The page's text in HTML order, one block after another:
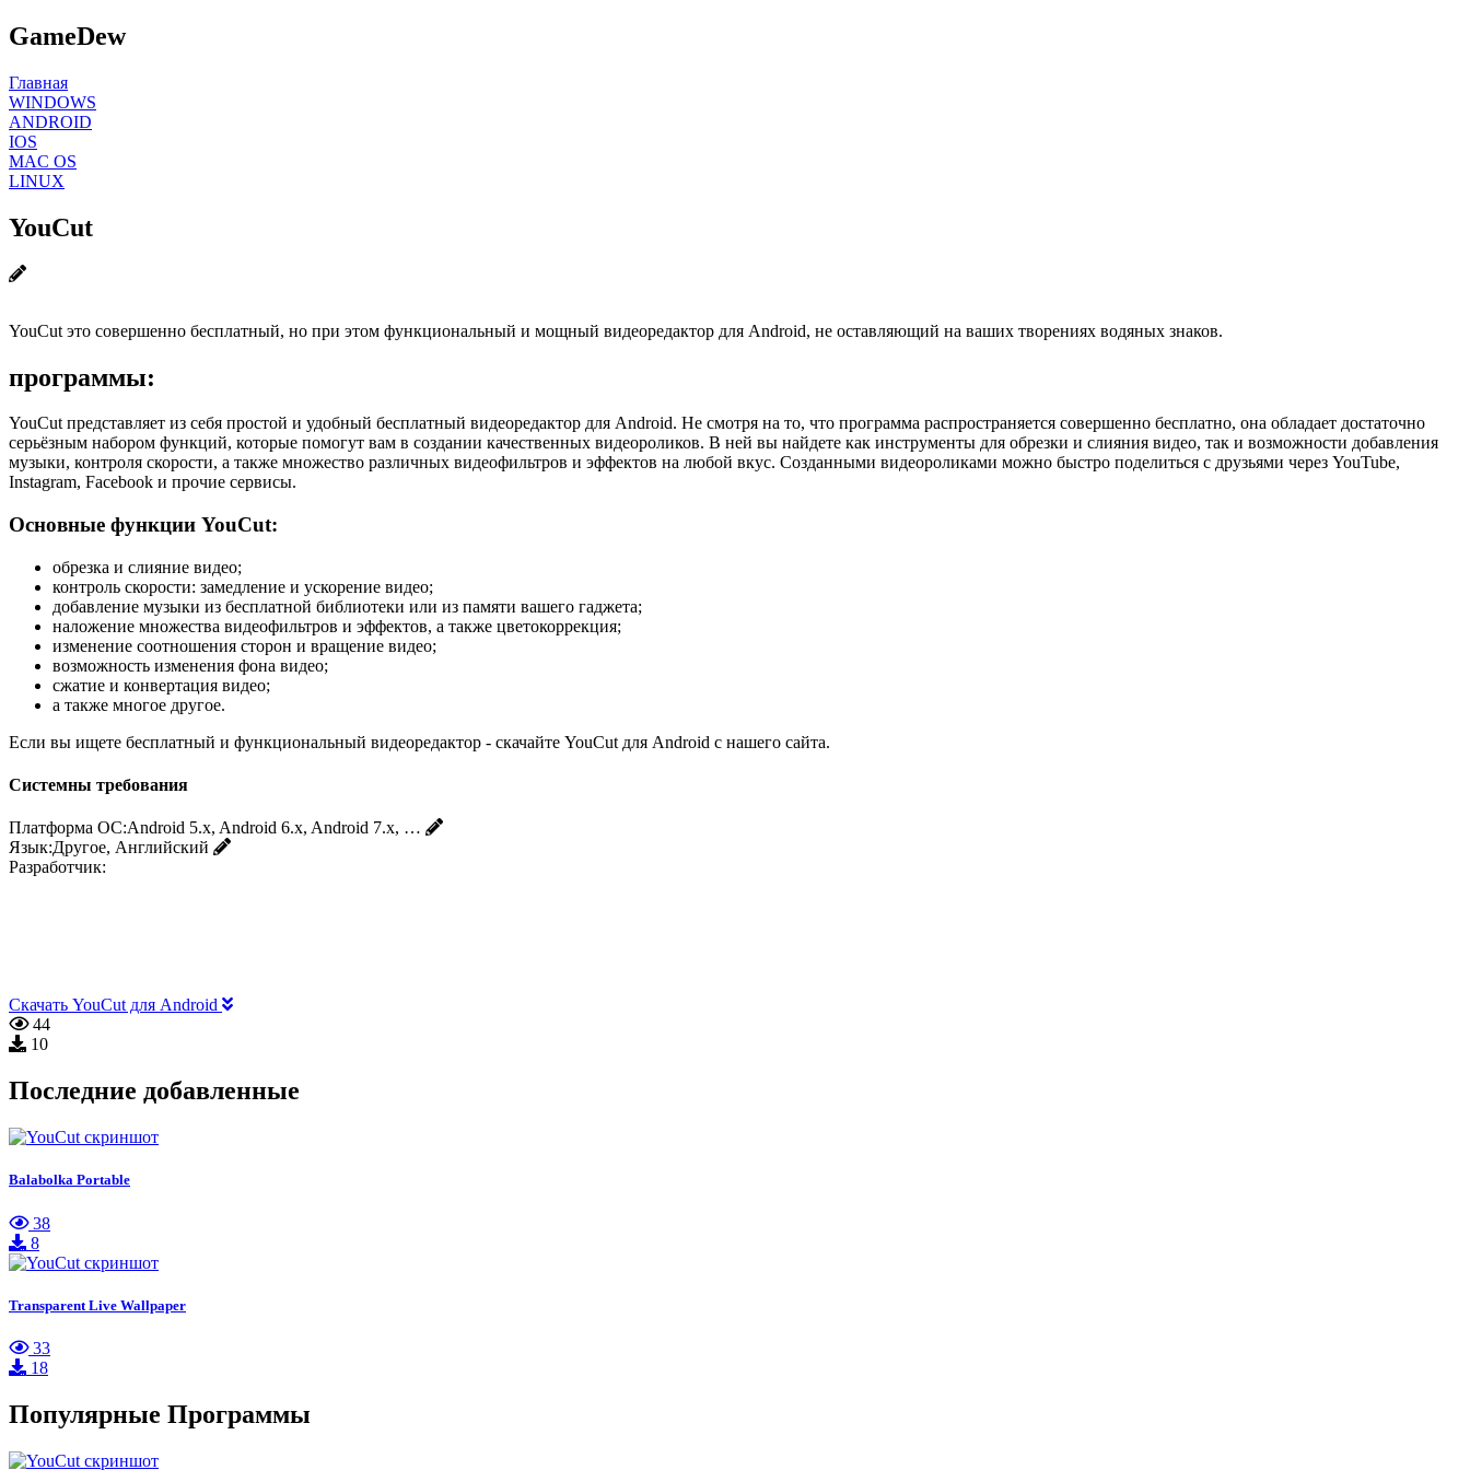
GameDew
Главная
WINDOWS
ANDROID
IOS
MAC OS
LINUX
YouCut
YouCut это совершенно бесплатный, но при этом функциональный и мощный видеоредактор для Android, не оставляющий на ваших творениях водяных знаков.
программы:
YouCut представляет из себя простой и удобный бесплатный видеоредактор для Android. Не смотря на то, что программа распространяется совершенно бесплатно, она обладает достаточно
серьёзным набором функций, которые помогут вам в создании качественных видеороликов. В ней вы найдете как инструменты для обрезки и слияния видео, так и возможности добавления
музыки, контроля скорости, а также множество различных видеофильтров и эффектов на любой вкус. Созданными видеороликами можно быстро поделиться с друзьями через YouTube,
Instagram, Facebook и прочие сервисы.
Основные функции YouCut:
обрезка и слияние видео;
контроль скорости: замедление и ускорение видео;
добавление музыки из бесплатной библиотеки или из памяти вашего гаджета;
наложение множества видеофильтров и эффектов, а также цветокоррекция;
изменение соотношения сторон и вращение видео;
возможность изменения фона видео;
сжатие и конвертация видео;
а также многое другое.
Если вы ищете бесплатный и функциональный видеоредактор - скачайте YouCut для Android с нашего сайта.
Системны требования
Платформа ОС:Android 5.x, Android 6.x, Android 7.x, …
Язык:Другое, Английский
Разработчик:
Скачать YouCut для Android
44
10
Последние добавленные
Balabolka Portable
38
8
Transparent Live Wallpaper
33
18
Популярные Программы